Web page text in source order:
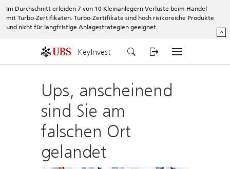
Im Durchschnitt erleiden 7 von 10 Kleinanlegern Verluste beim Handel
mit Turbo-Zertifikaten. Turbo-Zertifikate sind hoch risikoreiche Produkte
und nicht für langfristige Anlagestrategien geeignet.
^
KeyInvest
Ups, anscheinend
sind Sie am
falschen Ort
gelandet